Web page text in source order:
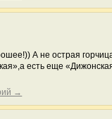
А не острая
есть еще
→